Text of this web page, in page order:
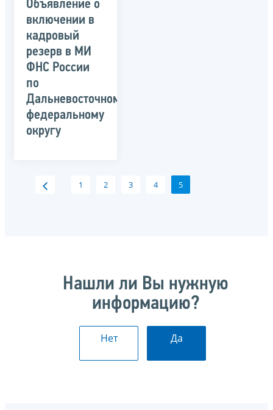
Объявление о
включении в
кадровый
резерв в МИ
ФНС России
по
Дальневосточному
федеральному
округу
1 2 3 4 5
Нашли ли Вы нужную
информацию?
Нет Да